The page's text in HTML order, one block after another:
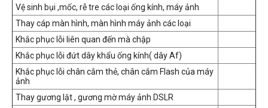
Vệ sinh bụi ,mốc, rễ tre các loại ống kính, máy ảnh
Thay cáp màn hình, màn hình máy ảnh các loại
Khắc phục lỗi liên quan đến mà chập
Khắc phục lỗi đứt dây khẩu ống kính( dây Af)
Khắc phục lỗi chân cắm thẻ, chân cắm Flash của máy
ảnh
Thay gương lật , gương mờ máy ảnh DSLR